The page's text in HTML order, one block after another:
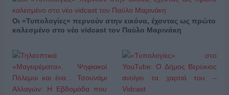
Οι «Τυπολογίες» περνούν στην εικόνα, έχοντας ως πρώτο
καλεσμένο στο νέο vidcast τον Παύλο Μαρινάκη